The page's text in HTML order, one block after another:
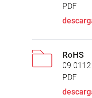
PDF
RoHS
09
PDF